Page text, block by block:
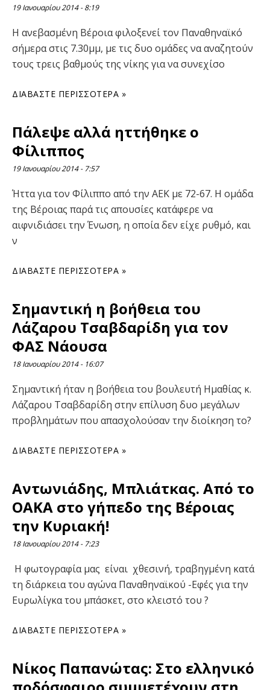
19 Ιανουαρίου 2014 8:19
Η ανεβασμένη Βέροια φιλοξενεί τον Παναθηναϊκό
σήμερα στις 7.30μμ, με τις δυο ομάδες να αναζητούν
τους τρεις βαθμούς της νίκης για να συνεχίσο
ΔΙΑΒΆΣΤΕ ΠΕΡΙΣΣΌΤΕΡΑ »
Πάλεψε αλλά ηττήθηκε ο
Φίλιππος
19 Ιανουαρίου 2014 7:57
Ήττα για τον Φίλιππο από την ΑΕΚ με 72-67. Η ομάδα
της Βέροιας παρά τις απουσίες κατάφερε να
αιφνιδιάσει την Ένωση, η οποία δεν είχε ρυθμό, και
ν
ΔΙΑΒΆΣΤΕ ΠΕΡΙΣΣΌΤΕΡΑ »
Σημαντική η βοήθεια του
Λάζαρου Τσαβδαρίδη για τον
ΦΑΣ Νάουσα
18 Ιανουαρίου 2014 16:07
Σημαντική ήταν η βοήθεια του βουλευτή Ημαθίας κ.
Λάζαρου Τσαβδαρίδη στην επίλυση δυο μεγάλων
προβλημάτων που απασχολούσαν την διοίκηση το?
ΔΙΑΒΆΣΤΕ ΠΕΡΙΣΣΌΤΕΡΑ »
Αντωνιάδης, Μπλιάτκας. Από το
ΟΑΚΑ στο γήπεδο της Βέροιας
την Κυριακή!
18 Ιανουαρίου 2014 7:23
Η φωτογραφία μας είναι χθεσινή, τραβηγμένη κατά
τη διάρκεια του αγώνα Παναθηναϊκού -Εφές για την
Ευρωλίγκα του μπάσκετ, στο κλειστό του ?
ΔΙΑΒΆΣΤΕ ΠΕΡΙΣΣΌΤΕΡΑ »
Νίκος Παπανώτας: Στο ελληνικό